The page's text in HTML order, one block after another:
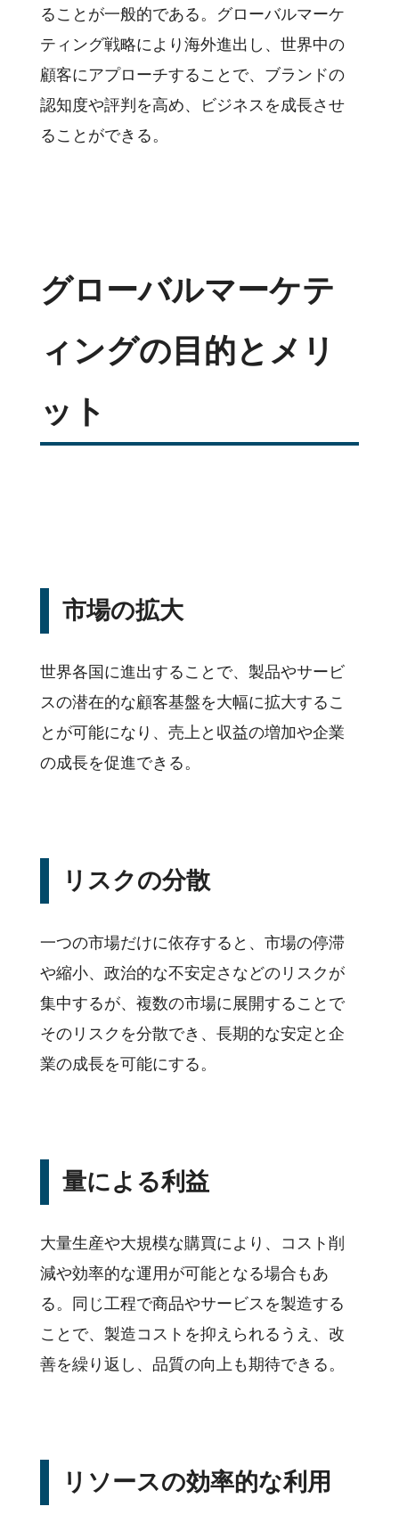
企業様活用事例
セミナー・イベント
ることが一般的である。グローバルマーケ
ティング戦略により海外進出し、世界中の
顧客にアプローチすることで、ブランドの
認知度や評判を高め、ビジネスを成長させ
ることができる。
グローバルマーケテ
ィングの目的とメリ
ット
市場の拡大
世界各国に進出することで、製品やサービ
スの潜在的な顧客基盤を大幅に拡大するこ
とが可能になり、売上と収益の増加や企業
の成長を促進できる。
リスクの分散
一つの市場だけに依存すると、市場の停滞
や縮小、政治的な不安定さなどのリスクが
集中するが、複数の市場に展開することで
そのリスクを分散でき、長期的な安定と企
業の成長を可能にする。
量による利益
大量生産や大規模な購買により、コスト削
減や効率的な運用が可能となる場合もあ
る。同じ工程で商品やサービスを製造する
ことで、製造コストを抑えられるうえ、改
善を繰り返し、品質の向上も期待できる。
リソースの効率的な利用